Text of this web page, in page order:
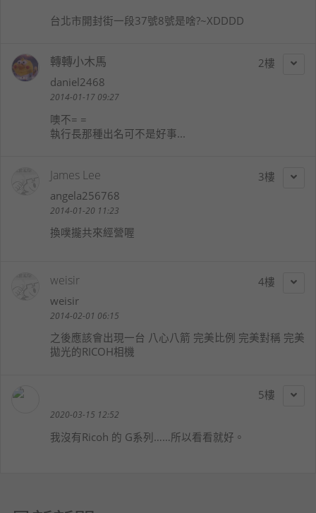
台北市開封街一段37號8號是啥?~XDDDD
2
轉轉小木馬
daniel2468
2014-01-17 09:27
噢不= =
執行長那種出名可不是好事...
3
James Lee
angela256768
2014-01-20 11:23
換噗攏共來經營喔
4
weisir
weisir
2014-02-01 06:15
之後應該會出現一台 八心八箭 完美比例 完美對稱 完美
拋光的RICOH相機
5
2020-03-15 12:52
我沒有Ricoh 的 G系列……所以看看就好。